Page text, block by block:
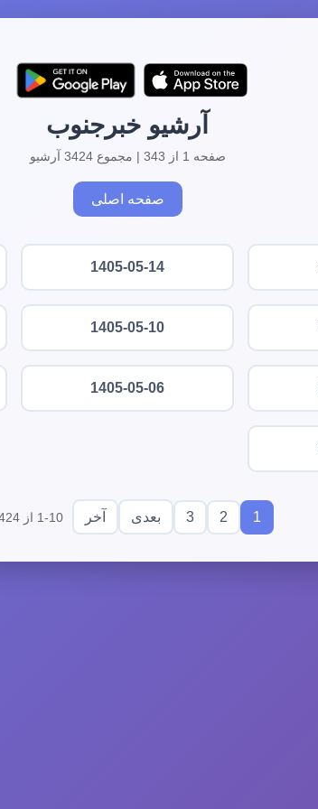
آرشیو خبرجنوب
صفحه 1 از 343 | مجموع 3424 آرشیو
صفحه اصلی
1405-05-14
1405-05-10
1405-05-06
1
2
3 بعدی آخر 1-10 از 3424